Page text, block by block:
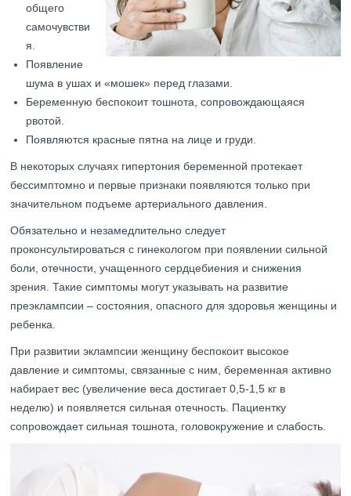
общего
самочувстви
я.
Появление
шума в ушах и «мошек» перед глазами.
Беременную беспокоит тошнота, сопровождающаяся
рвотой.
Появляются красные пятна на лице и груди.
В некоторых случаях гипертония беременной протекает
бессимптомно и первые признаки появляются только при
значительном подъеме артериального давления.
Обязательно и незамедлительно следует
проконсультироваться с гинекологом при появлении сильной
боли, отечности, учащенного сердцебиения и снижения
зрения. Такие симптомы могут указывать на развитие
преэклампсии – состояния, опасного для здоровья женщины и
ребенка.
При развитии эклампсии женщину беспокоит высокое
давление и симптомы, связанные с ним, беременная активно
набирает вес (увеличение веса достигает 0,5-1,5 кг в
неделю) и появляется сильная отечность. Пациентку
сопровождает сильная тошнота, головокружение и слабость.